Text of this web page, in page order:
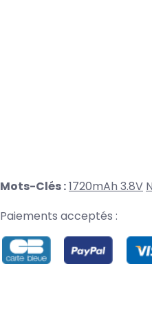
Mots-Clés :1720mAh 3.8V
Paiements acceptés :